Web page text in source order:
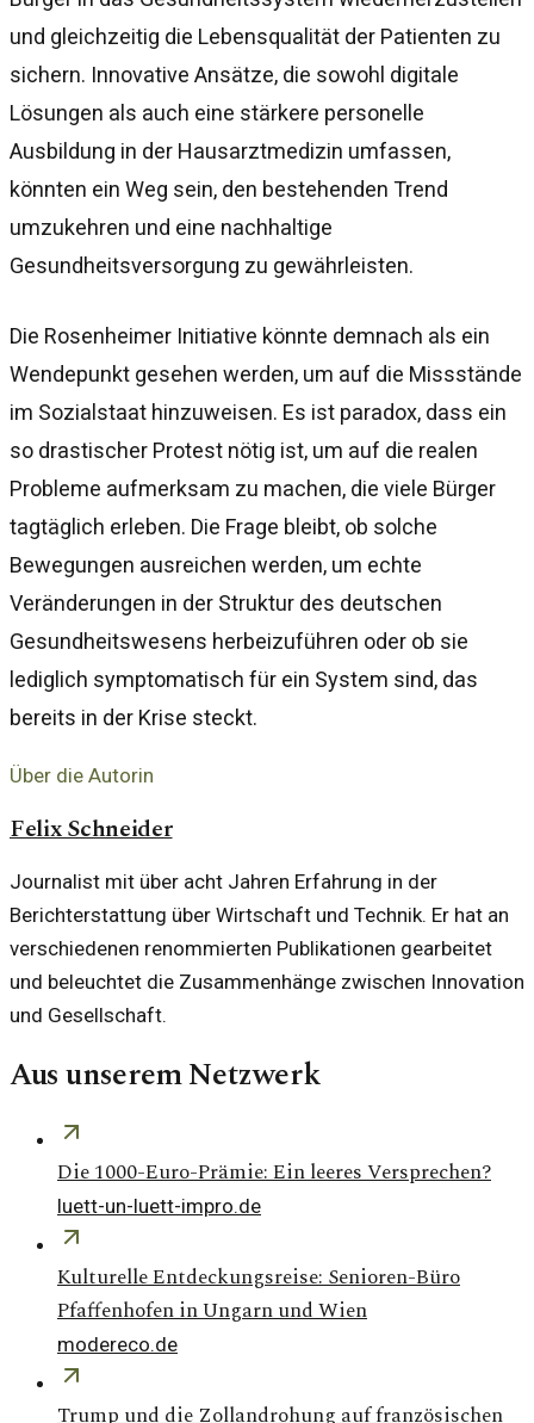
und gleichzeitig die Lebensqualität der Patienten zu
sichern. Innovative Ansätze, die sowohl digitale
Lösungen als auch eine stärkere personelle
Ausbildung in der Hausarztmedizin umfassen,
könnten ein Weg sein, den bestehenden Trend
umzukehren und eine nachhaltige
Gesundheitsversorgung zu gewährleisten.
Die Rosenheimer Initiative könnte demnach als ein
Wendepunkt gesehen werden, um auf die Missstände
im Sozialstaat hinzuweisen. Es ist paradox, dass ein
so drastischer Protest nötig ist, um auf die realen
Probleme aufmerksam zu machen, die viele Bürger
tagtäglich erleben. Die Frage bleibt, ob solche
Bewegungen ausreichen werden, um echte
Veränderungen in der Struktur des deutschen
Gesundheitswesens herbeizuführen oder ob sie
lediglich symptomatisch für ein System sind, das
bereits in der Krise steckt.
Über die Autorin
Felix Schneider
Journalist mit über acht Jahren Erfahrung in der
Berichterstattung über Wirtschaft und Technik. Er hat an
verschiedenen renommierten Publikationen gearbeitet
und beleuchtet die Zusammenhänge zwischen Innovation
und Gesellschaft.
Aus unserem Netzwerk
Die 1000-Euro-Prämie: Ein leeres Versprechen?
luett-un-luett-impro.de
Kulturelle Entdeckungsreise: Senioren-Büro
Pfaffenhofen in Ungarn und Wien
modereco.de
Trump und die Zollandrohung auf französischen